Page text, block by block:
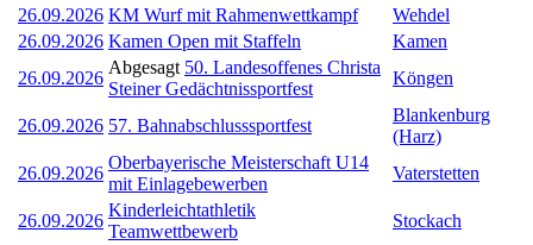
26.09.2026 KM Wurf mit Rahmenwettkampf
Wehdel
26.09.2026 Kamen Open mit Staffeln
Kamen
26.09.2026
Abgesagt 50. Landesoffenes Christa
Steiner Gedächtnissportfest
Köngen
26.09.2026 57. Bahnabschlusssportfest
Blankenburg
(Harz)
26.09.2026
Oberbayerische Meisterschaft U14
mit Einlagebewerben
Vaterstetten
26.09.2026
Kinderleichtathletik
Teamwettbewerb
Stockach